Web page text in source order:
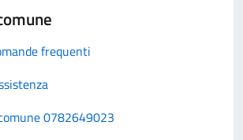
frequenti
0782649023